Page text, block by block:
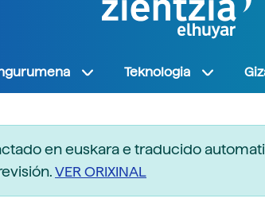
Teknologia
en euskara e traducido
VER ORIXINAL